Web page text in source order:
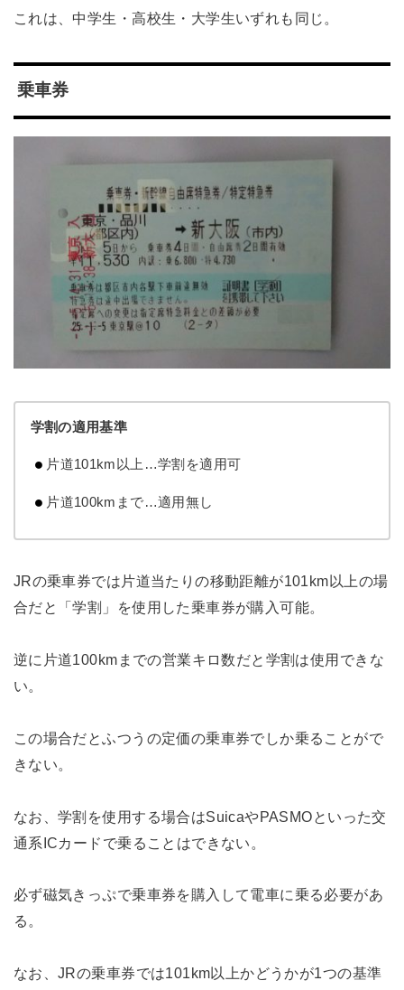
これは、中学生・高校生・大学生いずれも同じ。
乗車券
学割の適用基準
片道101km以上…学割を適用可
片道100kmまで…適用無し
JRの乗車券では片道当たりの移動距離が101km以上の場
合だと「学割」を使用した乗車券が購入可能。
逆に片道100kmまでの営業キロ数だと学割は使用できな
い。
この場合だとふつうの定価の乗車券でしか乗ることがで
きない。
なお、学割を使用する場合はSuicaやPASMOといった交
通系ICカードで乗ることはできない。
必ず磁気きっぷで乗車券を購入して電車に乗る必要があ
る。
なお、JRの乗車券では101km以上かどうかが1つの基準